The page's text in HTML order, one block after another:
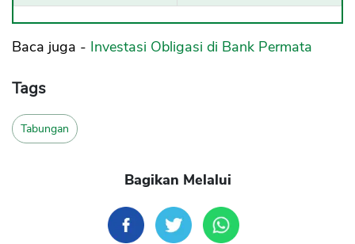
Baca juga - Investasi Obligasi di Bank Permata
Tags
Tabungan
Bagikan Melalui